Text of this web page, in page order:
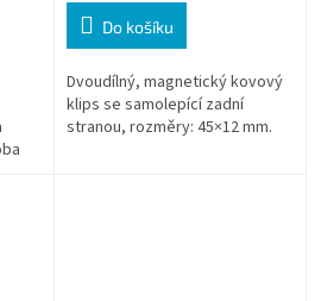
Do košíku
Dvoudílný, magnetický kovový
klips se samolepící zadní
stranou, rozměry: 45×12 mm.